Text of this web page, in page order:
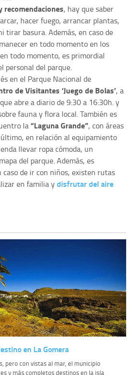
recomendaciones, hay que saber
hacer fuego, arrancar plantas,
tirar basura. Además, en caso de
en todo momento en los
todo momento, es primordial
personal del parque.
en el Parque Nacional de
de Visitantes ‘Juego de Bolas’, a
abre a diario de 9:30 a 16:30h. y
fauna y flora local. También es
la“Laguna Grande”, con áreas
en relación al equipamiento
llevar ropa cómoda, un
del parque. Además, es
de ir con niños, existen rutas
en familia ydisfrutar del aire
en La Gomera
pero con vistas al mar, el municipio
y más completos destinos en la isla